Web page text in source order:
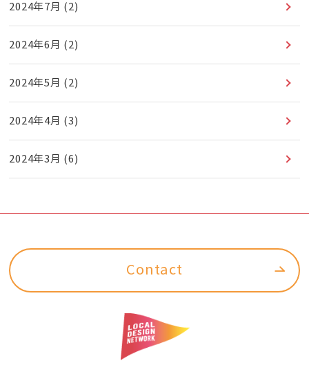
2024年7月 (2)
2024年6月 (2)
2024年5月 (2)
2024年4月 (3)
2024年3月 (6)
Contact